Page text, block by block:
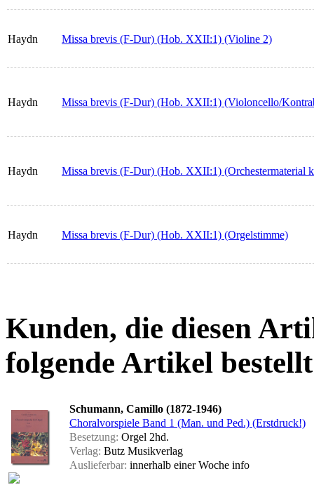
Haydn Missa brevis (F-Dur) (Hob. XXII:1) (Violine 2)
Haydn Missa brevis (F-Dur) (Hob. XXII:1) (Violoncello/
Haydn Missa brevis (F-Dur) (Hob. XXII:1) (Orchestermaterial
Haydn Missa brevis (F-Dur) (Hob. XXII:1) (Orgelstimme)
Kunden, die diesen
folgende Artikel
Schumann, Camillo (1872-1946)
Choralvorspiele Band 1 (Man. und Ped.) (Erstdruck!)
Besetzung: Orgel 2hd.
Verlag: Butz Musikverlag
Auslieferbar: innerhalb einer Woche info